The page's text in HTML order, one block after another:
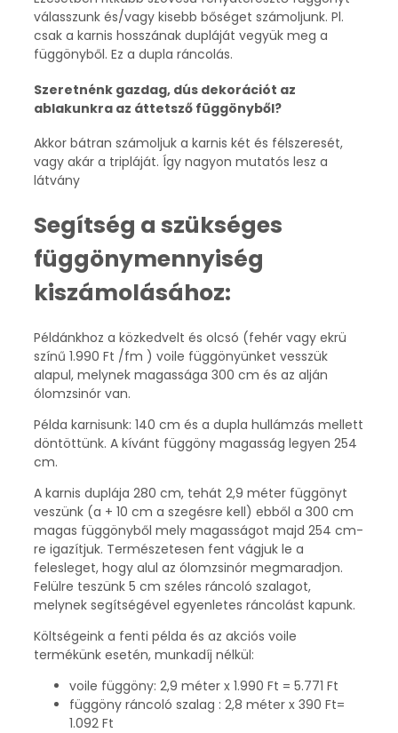
válasszunk és/vagy kisebb bőséget számoljunk. Pl.
csak a karnis hosszának dupláját vegyük meg a
függönyből. Ez a dupla ráncolás.
Szeretnénk gazdag, dús dekorációt az
ablakunkra az áttetsző függönyből?
Akkor bátran számoljuk a karnis két és félszeresét,
vagy akár a tripláját. Így nagyon mutatós lesz a
látvány
Segítség a szükséges
függönymennyiség
kiszámolásához:
Példánkhoz a közkedvelt és olcsó (fehér vagy ekrü
színű 1.990 Ft /fm ) voile függönyünket vesszük
alapul, melynek magassága 300 cm és az alján
ólomzsinór van.
Példa karnisunk: 140 cm és a dupla hullámzás mellett
döntöttünk. A kívánt függöny magasság legyen 254
cm.
A karnis duplája 280 cm, tehát 2,9 méter függönyt
veszünk (a + 10 cm a szegésre kell) ebből a 300 cm
magas függönyből mely magasságot majd 254 cm-
re igazítjuk. Természetesen fent vágjuk le a
felesleget, hogy alul az ólomzsinór megmaradjon.
Felülre teszünk 5 cm széles ráncoló szalagot,
melynek segítségével egyenletes ráncolást kapunk.
Költségeink a fenti példa és az akciós voile
termékünk esetén, munkadíj nélkül:
voile függöny: 2,9 méter x 1.990 Ft = 5.771 Ft
függöny ráncoló szalag : 2,8 méter x 390 Ft=
1.092 Ft